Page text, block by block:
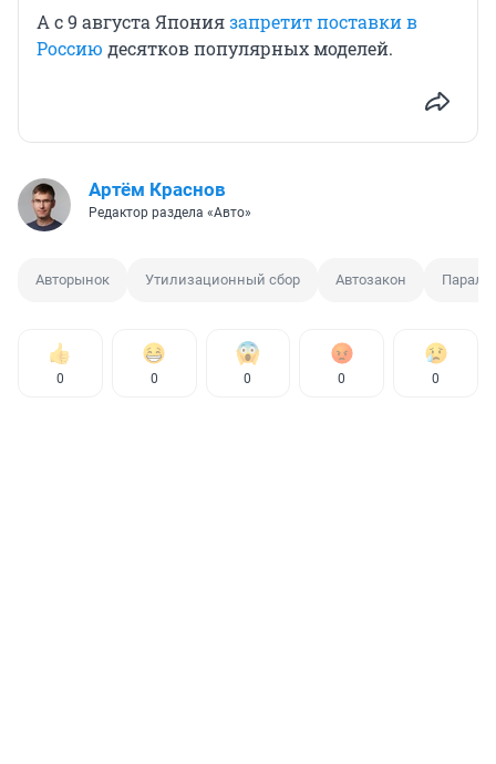
А с 9 августа Япониязапретит поставки в
Россию десятков популярных моделей.
Артём Краснов
Редактор раздела «Авто»
Авторынок Утилизационный сбор Автозакон
0 0 0 0 0